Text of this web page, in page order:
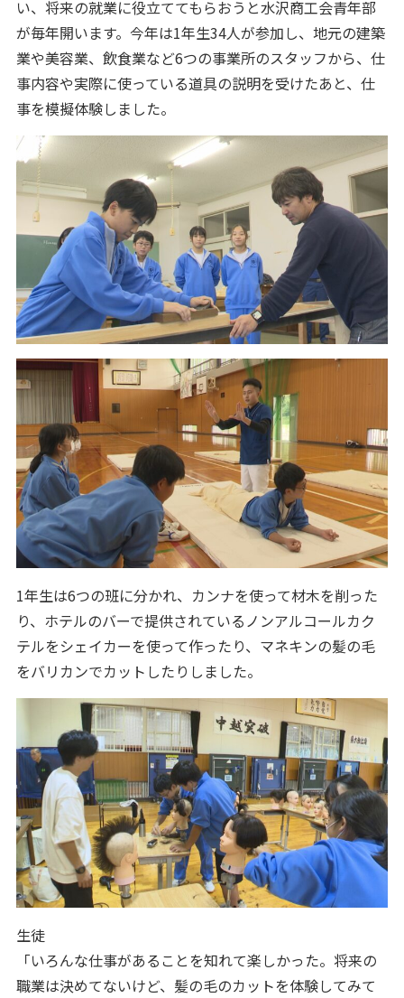
い、将来の就業に役立ててもらおうと水沢商工会青年部
が毎年開います。今年は1年生34人が参加し、地元の建築
業や美容業、飲食業など6つの事業所のスタッフから、仕
事内容や実際に使っている道具の説明を受けたあと、仕
事を模擬体験しました。
1年生は6つの班に分かれ、カンナを使って材木を削った
り、ホテルのバーで提供されているノンアルコールカク
テルをシェイカーを使って作ったり、マネキンの髪の毛
をバリカンでカットしたりしました。
生徒
「いろんな仕事があることを知れて楽しかった。将来の
職業は決めてないけど、髪の毛のカットを体験してみて